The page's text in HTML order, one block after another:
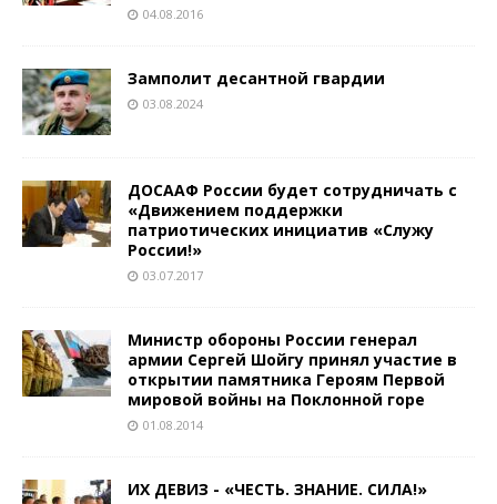
04.08.2016
Замполит десантной гвардии
03.08.2024
ДОСААФ России будет сотрудничать с
«Движением поддержки
патриотических инициатив «Служу
России!»
03.07.2017
Министр обороны России генерал
армии Сергей Шойгу принял участие в
открытии памятника Героям Первой
мировой войны на Поклонной горе
01.08.2014
ИХ ДЕВИЗ ­- «ЧЕСТЬ. ЗНАНИЕ. СИЛА!»